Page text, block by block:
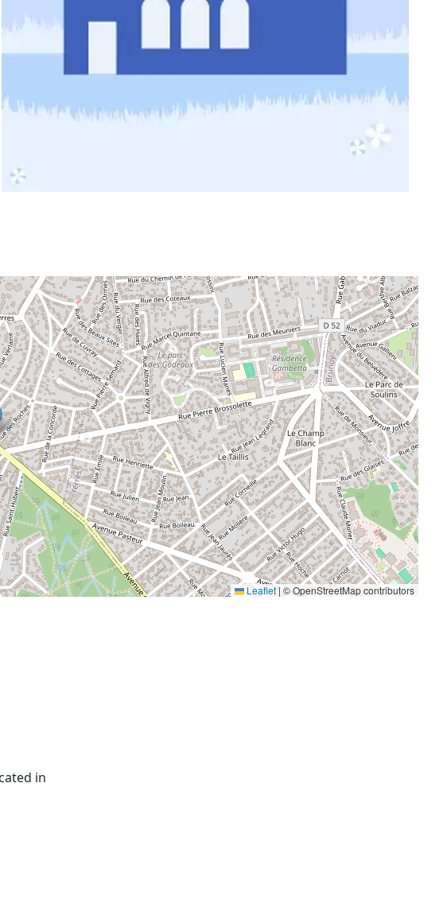
Leaflet|© OpenStreetMap contributors
in